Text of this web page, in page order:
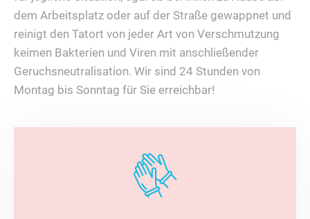
dem Arbeitsplatz oder auf der Straße gewappnet und
reinigt den Tatort von jeder Art von Verschmutzung
keimen Bakterien und Viren mit anschließender
Geruchsneutralisation. Wir sind 24 Stunden von
Montag bis Sonntag für Sie erreichbar!